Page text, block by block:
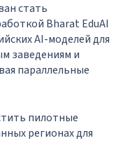
стать
Bharat EduAI
AI-моделей для
заведениям и
параллельные
пилотные
регионах для